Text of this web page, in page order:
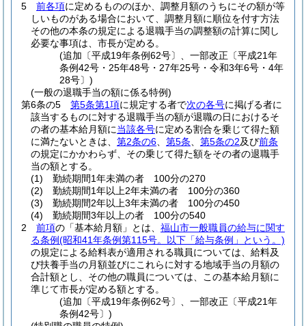
5
前各項に定めるもののほか、調整月額のうちにその額が等
しいものがある場合において、調整月額に順位を付す方法
その他の本条の規定による退職手当の調整額の計算に関し
必要な事項は、市長が定める。
(追加〔平成19年条例62号〕、一部改正〔平成21年
条例42号・25年48号・27年25号・令和3年6号・4年
28号〕)
(一般の退職手当の額に係る特例)
第6条の5
第5条第1項に規定する者で次の各号に掲げる者に
該当するものに対する退職手当の額が退職の日におけるそ
の者の基本給月額に当該各号に定める割合を乗じて得た額
に満たないときは、 第2条の6 第5条 第5条の2及び前条
の規定にかかわらず、その乗じて得た額をその者の退職手
当の額とする。
(1)
勤続期間1年未満の者 100分の270
(2)
勤続期間1年以上2年未満の者 100分の360
(3)
勤続期間2年以上3年未満の者 100分の450
(4)
勤続期間3年以上の者 100分の540
2
前項の「基本給月額」とは、 福山市一般職員の給与に関す
る条例(昭和41年条例第115号。以下「給与条例」という。)
の規定による給料表が適用される職員については、給料及
び扶養手当の月額並びにこれらに対する地域手当の月額の
合計額とし、その他の職員については、この基本給月額に
準じて市長が定める額とする。
(追加〔平成19年条例62号〕、一部改正〔平成21年
条例42号〕)